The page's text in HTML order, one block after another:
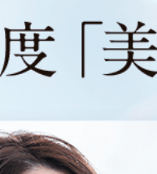
アテニ
ブラン